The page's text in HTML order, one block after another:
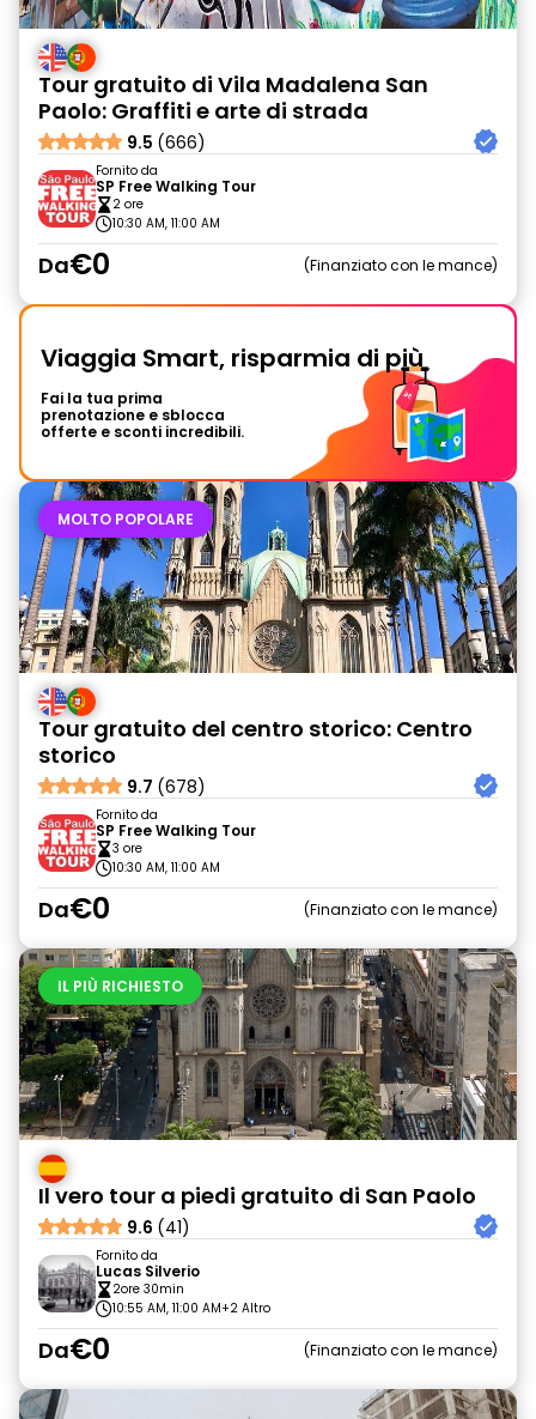
Tour gratuito di Vila Madalena San
Paolo: Graffiti e arte di strada
9.5 (666)
Fornito da
SP Free Walking Tour
2 ore
10:30 AM, 11:00 AM
Da€0 Finanziato con le mance
Viaggia Smart, risparmia di più
Fai la tua prima
prenotazione e sblocca
offerte e sconti incredibili.
MOLTO POPOLARE
Tour gratuito del centro storico: Centro
storico
9.7 (678)
Fornito da
SP Free Walking Tour
3 ore
10:30 AM, 11:00 AM
Da€0 Finanziato con le mance
IL PIÙ RICHIESTO
Il vero tour a piedi gratuito di San Paolo
9.6 (41)
Fornito da
Lucas Silverio
2ore 30min
10:55 AM, 11:00 AM+2 Altro
Da€0 Finanziato con le mance